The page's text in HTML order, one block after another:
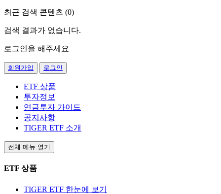
최근 검색 콘텐츠 (0)
검색 결과가 없습니다.
로그인을 해주세요
회원가입 로그인
ETF 상품
투자정보
연금투자 가이드
공지사항
TIGER ETF 소개
전체 메뉴 열기
ETF 상품
TIGER ETF 한눈에 보기